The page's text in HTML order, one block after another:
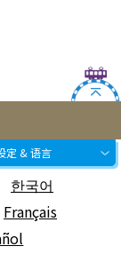
定 & 语言
한국어
Français